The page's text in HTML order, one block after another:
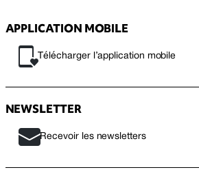
APPLICATION MOBILE
Télécharger l’application mobile
NEWSLETTER
Recevoir les newsletters